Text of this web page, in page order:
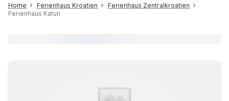
Home Ferienhaus Kroatien
Ferienhaus Zentralkroatien
Ferienhaus Katun